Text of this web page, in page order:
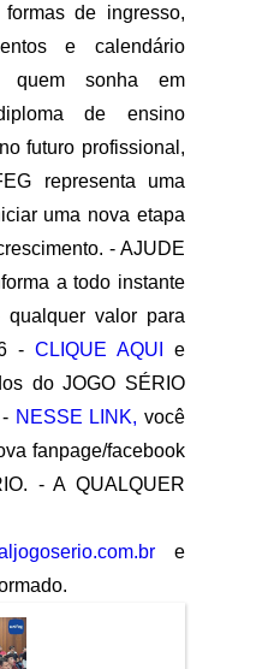
de ingresso,
e calendário
quem sonha em
de ensino
futuro profissional,
representa uma
uma nova etapa
- AJUDE
a todo instante
valor para
- CLIQUE AQUI
e
do JOGO SÉRIO
NESSE LINK, você
fanpage/facebook
- A QUALQUER
e